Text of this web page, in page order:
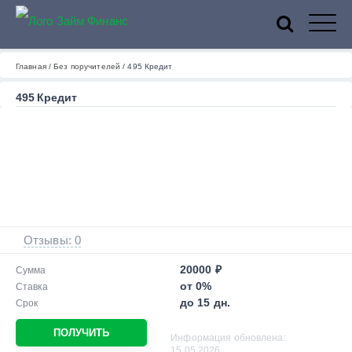
ZaymFinans
Главная/Без поручителей /495 Кредит
495 Кредит
Отзывы: 0
Сумма 20000 ₽
Ставка от 0%
Срок до 15 дн.
ПОЛУЧИТЬ
Информация обновлена: